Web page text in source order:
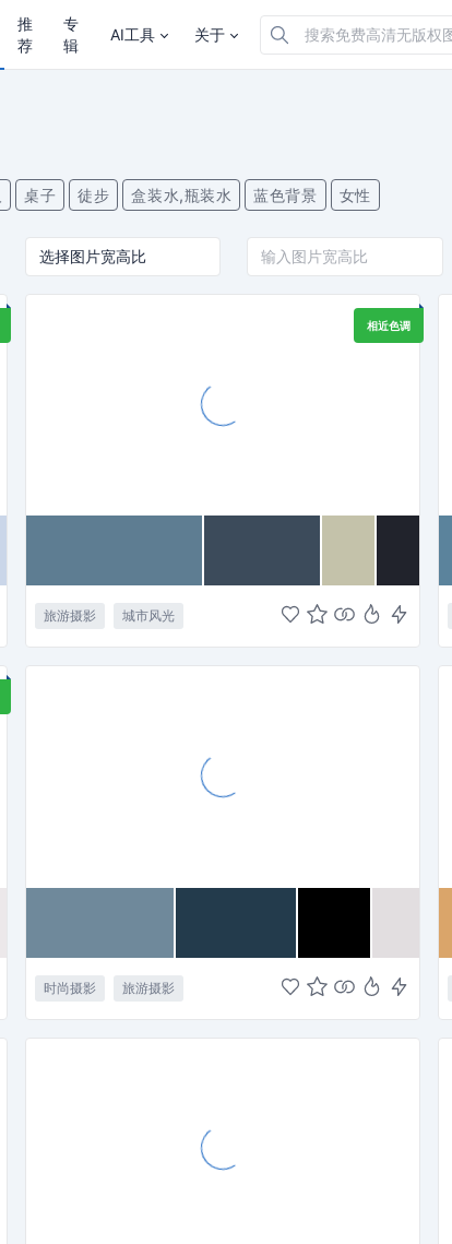
推
荐
专
辑
AI工具 关于
桌子 徒步 盒装水,瓶装水 蓝色背景 女性
相近色调
旅游摄影 城市风光
时尚摄影 旅游摄影